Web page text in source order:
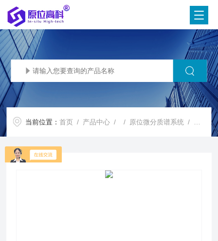
当前位置：首页 / 产品中心 / / 原位微分质谱系统 / 原位电化学微分质谱